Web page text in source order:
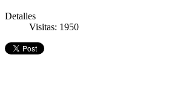
Detalles
Visitas: 1950